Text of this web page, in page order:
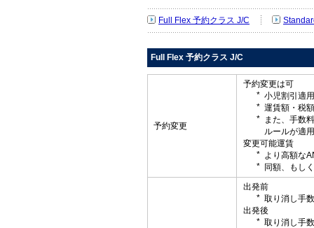
Full Flex 予約クラス J/C
Full Flex 予約クラス J/C
予約変更
予約変更は可
小児割引適
運賃額・税
また、手数
ルールが適
変更可能運賃
より高額な
同額、もし
出発前
取り消し手
出発後
取り消し手